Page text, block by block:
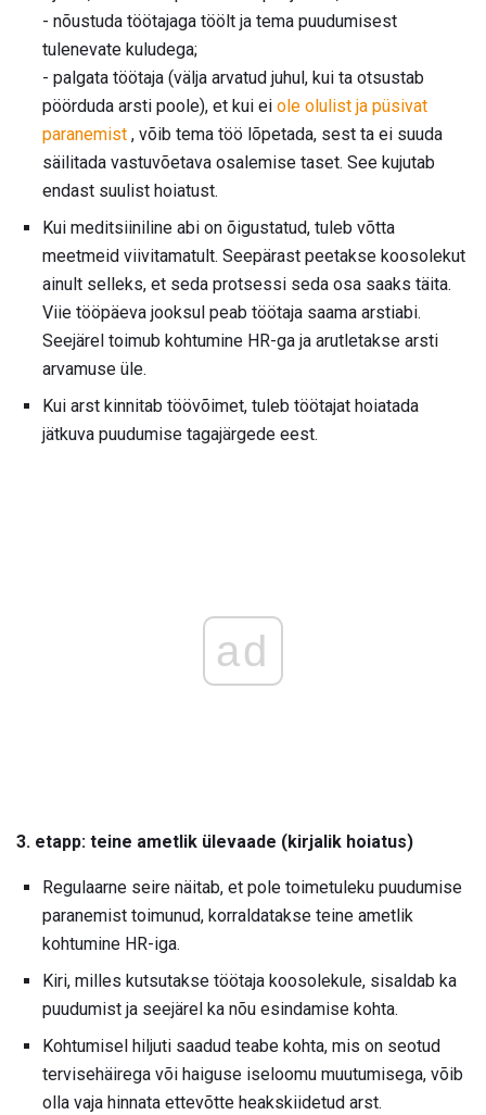
- nõustuda töötajaga töölt ja tema puudumisest
tulenevate kuludega;
- palgata töötaja (välja arvatud juhul, kui ta otsustab
pöörduda arsti poole), et kui ei ole olulist ja püsivat
paranemist , võib tema töö lõpetada, sest ta ei suuda
säilitada vastuvõetava osalemise taset. See kujutab
endast suulist hoiatust.
Kui meditsiiniline abi on õigustatud, tuleb võtta
meetmeid viivitamatult. Seepärast peetakse koosolekut
ainult selleks, et seda protsessi seda osa saaks täita.
Viie tööpäeva jooksul peab töötaja saama arstiabi.
Seejärel toimub kohtumine HR-ga ja arutletakse arsti
arvamuse üle.
Kui arst kinnitab töövõimet, tuleb töötajat hoiatada
jätkuva puudumise tagajärgede eest.
ad
3. etapp: teine ​​ametlik ülevaade (kirjalik hoiatus)
Regulaarne seire näitab, et pole toimetuleku puudumise
paranemist toimunud, korraldatakse teine ​​ametlik
kohtumine HR-iga.
Kiri, milles kutsutakse töötaja koosolekule, sisaldab ka
puudumist ja seejärel ka nõu esindamise kohta.
Kohtumisel hiljuti saadud teabe kohta, mis on seotud
tervisehäirega või haiguse iseloomu muutumisega, võib
olla vaja hinnata ettevõtte heakskiidetud arst.